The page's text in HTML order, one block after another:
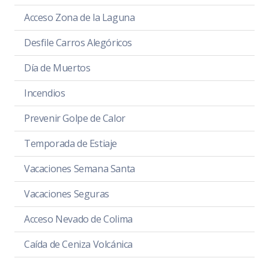
Acceso Zona de la Laguna
Desfile Carros Alegóricos
Día de Muertos
Incendios
Prevenir Golpe de Calor
Temporada de Estiaje
Vacaciones Semana Santa
Vacaciones Seguras
Acceso Nevado de Colima
Caída de Ceniza Volcánica